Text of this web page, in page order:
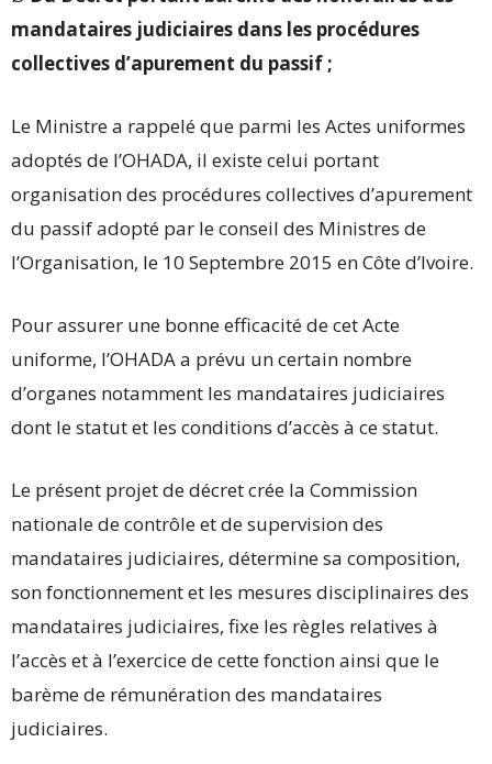
mandataires judiciaires dans les procédures
collectives d’apurement du passif ;
Le Ministre a rappelé que parmi les Actes uniformes
adoptés de l’OHADA, il existe celui portant
organisation des procédures collectives d’apurement
du passif adopté par le conseil des Ministres de
l’Organisation, le 10 Septembre 2015 en Côte d’Ivoire.
Pour assurer une bonne efficacité de cet Acte
uniforme, l’OHADA a prévu un certain nombre
d’organes notamment les mandataires judiciaires
dont le statut et les conditions d’accès à ce statut.
Le présent projet de décret crée la Commission
nationale de contrôle et de supervision des
mandataires judiciaires, détermine sa composition,
son fonctionnement et les mesures disciplinaires des
mandataires judiciaires, fixe les règles relatives à
l’accès et à l’exercice de cette fonction ainsi que le
barème de rémunération des mandataires
judiciaires.